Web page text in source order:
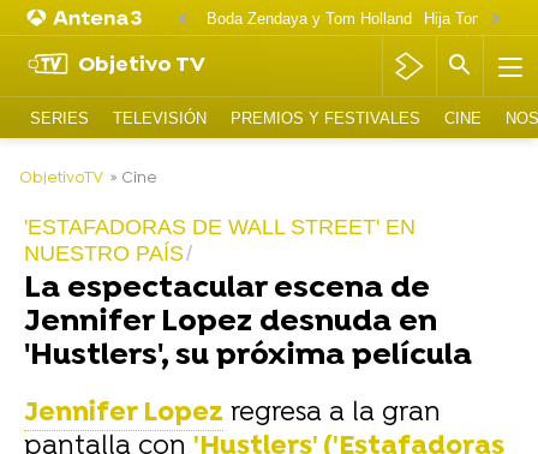
Boda Zendaya y Tom Holland Hija Tom
Objetivo TV
SERIES TELEVISIÓN PREMIOS Y FESTIVALES CINE
ObjetivoTV » Cine
'ESTAFADORAS DE WALL STREET' EN
NUESTRO PAÍS
La espectacular escena de
Jennifer Lopez desnuda en
'Hustlers', su próxima película
Jennifer Lopez regresa a la gran
pantalla con 'Hustlers' ('Estafadoras